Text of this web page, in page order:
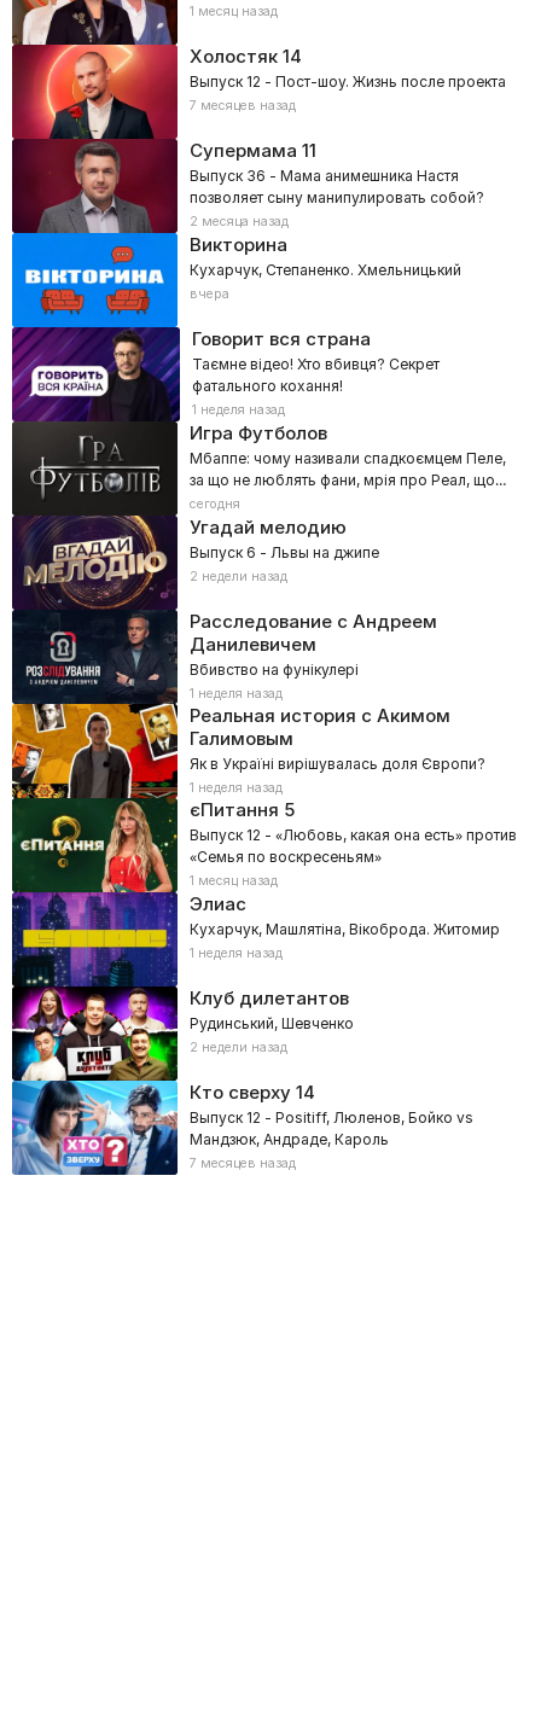
1 месяц назад
Холостяк14
Выпуск 12 - Пост-шоу. Жизнь после проекта
7 месяцев назад
Супермама 11
Выпуск 36 - Мама анимешника Настя
позволяет сыну манипулировать собой?
2 месяца назад
Викторина
Кухарчук, Степаненко. Хмельницький
вчера
Говорит вся страна
Таємне відео! Хто вбивця? Секрет
фатального кохання!
1 неделя назад
Игра Футболов
Мбаппе: чому називали спадкоємцем Пеле,
за що не люблять фани, мрія про Реал, що
стала розчаруванням
сегодня
Угадай мелодию
Выпуск 6 - Львы на джипе
2 недели назад
Расследование с Андреем
Данилевичем
Вбивство на фунікулері
1 неделя назад
Реальная история с Акимом
Галимовым
Як в Україні вирішувалась доля Європи?
1 неделя назад
єПитання 5
Выпуск 12 - «Любовь, какая она есть» против
«Семья по воскресеньям»
1 месяц назад
Элиас
Кухарчук, Машлятіна, Вікоброда. Житомир
1 неделя назад
Клуб дилетантов
Рудинський, Шевченко
2 недели назад
Кто сверху14
Выпуск 12 - Positiff, Люленов, Бойко vs
Мандзюк, Андраде, Кароль
7 месяцев назад